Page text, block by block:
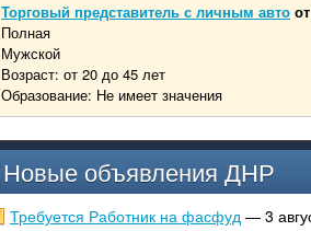
Торговый представитель с личным авто
Полная
Мужской
Возраст: от 20 до 45 лет
Образование: Не имеет значения
Новые объявления ДНР
Требуется Работник на фасфуд — 3